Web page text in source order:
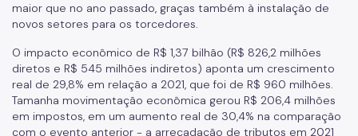
maior que no ano passado, graças também à instalação de
novos setores para os torcedores.
O impacto econômico de R$ 1,37 bilhão (R$ 826,2 milhões
diretos e R$ 545 milhões indiretos) aponta um crescimento
real de 29,8% em relação a 2021, que foi de R$ 960 milhões.
Tamanha movimentação econômica gerou R$ 206,4 milhões
em impostos, em um aumento real de 30,4% na comparação
com o evento anterior - a arrecadação de tributos em 2021